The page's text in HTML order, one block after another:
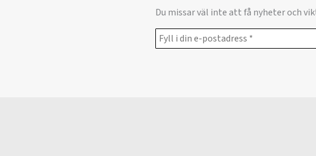
Du missar väl inte att få nyheter och